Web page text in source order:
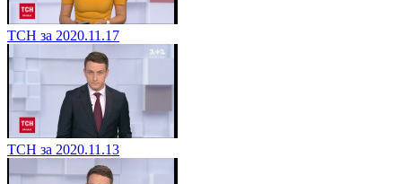
ТСН за 2020.11.17
ТСН за 2020.11.13